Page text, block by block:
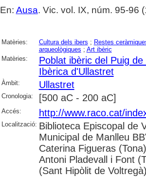
En: Ausa. Vic. vol. IX, núm. 95-96
Matèries: Cultura dels ibers ; Restes
arqueològiques ; Art ibèric
Matèries:
Poblat ibèric del Puig
Ibèrica d'Ullastret
Àmbit: Ullastret
Cronologia: [500 aC - 200 aC]
Accés: http://www.raco.cat/
Localització: Biblioteca Episcopal de
Municipal de Manlleu
Caterina Figueras
Antoni Pladevall i Font
(Sant Hipòlit de